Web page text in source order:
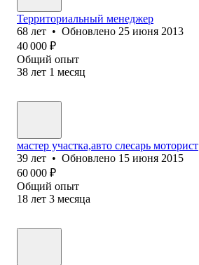
Территориальный менеджер
68 лет • Обновлено 25 июня 2013
40 000 ₽
Общий опыт
38 лет 1 месяц
мастер участка,авто слесарь моторист
39 лет • Обновлено 15 июня 2015
60 000 ₽
Общий опыт
18 лет 3 месяца